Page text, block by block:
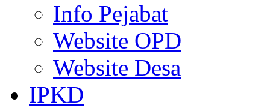
Info Pejabat
Website OPD
Website Desa
IPKD